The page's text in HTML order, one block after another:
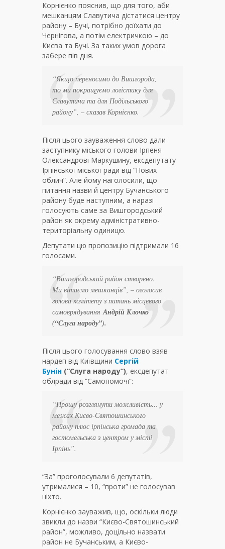
Корнієнко пояснив, що для того, аби
мешканцям Славутича дістатися центру
району – Бучі, потрібно доїхати до
Чернігова, а потім електричкою – до
Києва та Бучі. За таких умов дорога
забере пів дня.
“Якщо переносимо до Вишгорода,
то ми покращуємо логістику для
Славутича та для Подільського
району”, – сказав Корнієнко.
Після цього зауваження слово дали
заступнику міського голови Ірпеня
Олександрові Маркушину, ексдепутату
Ірпінської міської ради від “Нових
облич”. Але йому наголосили, що
питання назви й центру Бучанського
району буде наступним, а наразі
голосують саме за Вишгородський
район як окрему адміністративно-
територіальну одиницю.
Депутати цю пропозицію підтримали 16
голосами.
“Вишгородський район створено.
Ми вітаємо мешканців”, – оголосив
голова комітету з питань місцевого
самоврядування Андрій Клочко
(“Слуга народу”).
Після цього голосування слово взяв
нардеп від Київщини Сергій
Бунін (“Слуга народу”), ексдепутат
облради від “Самопомочі”:
“Прошу розглянути можливість… у
межах Києво-Святошинського
району плюс ірпінська громада та
гостомельська з центром у місті
Ірпінь”.
“За” проголосували 6 депутатів,
утрималися – 10, “проти” не голосував
ніхто.
Корнієнко зауважив, що, оскільки люди
звикли до назви “Києво-Святошинський
район”, можливо, доцільно назвати
район не Бучанським, а Києво-